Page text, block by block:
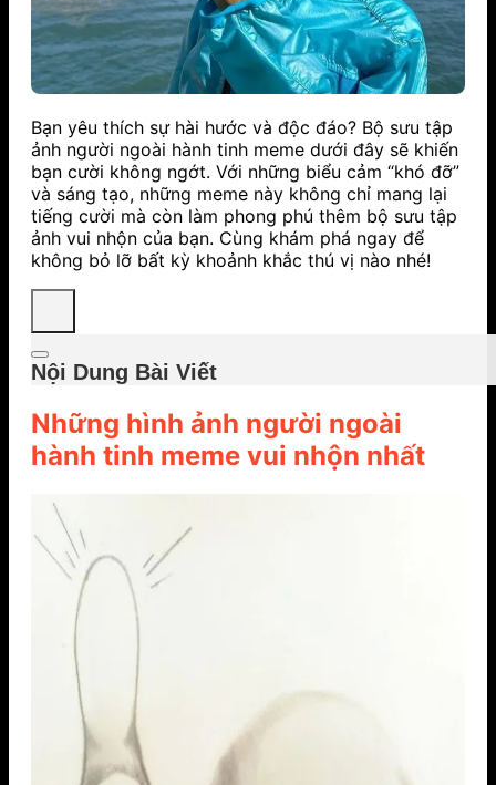
Bạn yêu thích sự hài hước và độc đáo? Bộ sưu tập
ảnh người ngoài hành tinh meme dưới đây sẽ khiến
bạn cười không ngớt. Với những biểu cảm “khó đỡ”
và sáng tạo, những meme này không chỉ mang lại
tiếng cười mà còn làm phong phú thêm bộ sưu tập
ảnh vui nhộn của bạn. Cùng khám phá ngay để
không bỏ lỡ bất kỳ khoảnh khắc thú vị nào nhé!
Nội Dung Bài Viết
Những hình ảnh người ngoài
hành tinh meme vui nhộn nhất